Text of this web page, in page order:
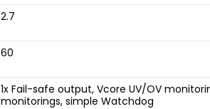
2.7
60
1x Fail-safe output, Vcore UV/OV
monitorings, simple Watchdog